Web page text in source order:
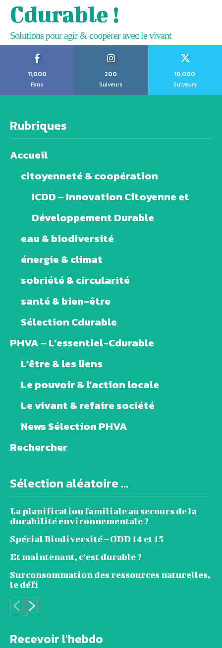
Cdurable !
Solutions pour agir & coopérer avec le vivant
11,000
Fans
200
Suiveurs
18,000
Suiveurs
Rubriques
Accueil
citoyenneté & coopération
ICDD – Innovation Citoyenne et
Développement Durable
eau & biodiversité
énergie & climat
sobriété & circularité
santé & bien-être
Sélection Cdurable
PHVA – L’essentiel-Cdurable
L’être & les liens
Le pouvoir & l’action locale
Le vivant & refaire société
News Sélection PHVA
Rechercher
Sélection aléatoire ...
La planification familiale au secours de la
durabilité environnementale ?
Spécial Biodiversité – ODD 14 et 15
Et maintenant, c’est durable ?
Surconsommation des ressources naturelles,
le défi
Recevoir l'hebdo